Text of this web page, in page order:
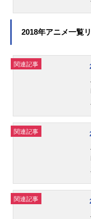
2018年アニメ一覧
関連記事
関連記事
関連記事